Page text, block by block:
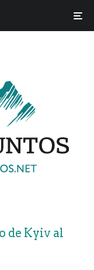
de Kyiv al